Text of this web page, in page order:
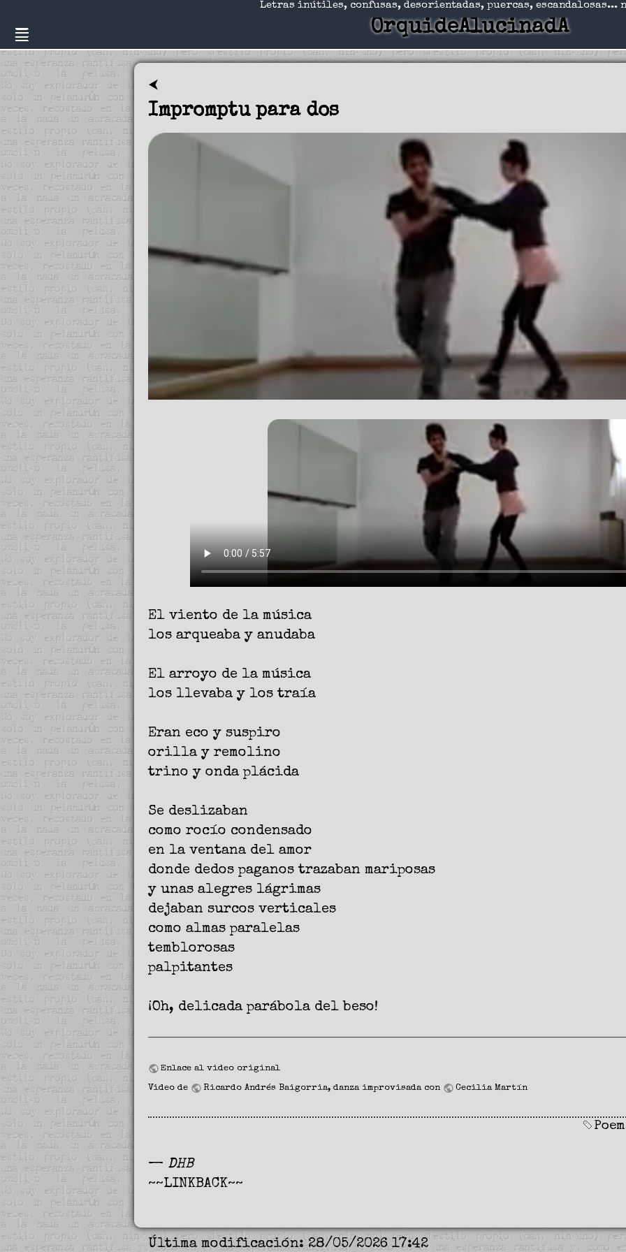
Letras inútiles, confusas, desorientadas, puercas, escandalosas...
OrquideAlucinadA
⮜
Impromptu para dos
El viento de la música
los arqueaba y anudaba
El arroyo de la música
los llevaba y los traía
Eran eco y suspiro
orilla y remolino
trino y onda plácida
Se deslizaban
como rocío condensado
en la ventana del amor
donde dedos paganos trazaban mariposas
y unas alegres lágrimas
dejaban surcos verticales
como almas paralelas
temblorosas
palpitantes
¡Oh, delicada parábola del beso!
Enlace al video original
Video de Ricardo Andrés Baigorria, danza improvisada con Cecilia Martín
— DHB
~~LINKBACK~~
Última modificación: 28/05/2026 17:42